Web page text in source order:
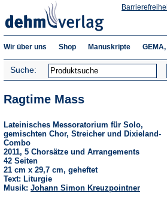
Wir über uns Shop Manuskripte
Suche:
Ragtime Mass
Lateinisches Messoratorium für Solo,
gemischten Chor, Streicher und Dixieland-
Combo
2011, 5 Chorsätze und Arrangements
42 Seiten
21 cm x 29,7 cm, geheftet
Text: Liturgie
Musik: Johann Simon Kreuzpointner